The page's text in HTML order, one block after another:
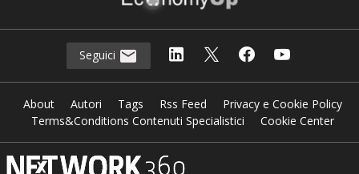
Seguici
About Autori Tags Rss Feed
Privacy e Cookie Policy
Terms&Conditions Contenuti Specialistici
Cookie Center